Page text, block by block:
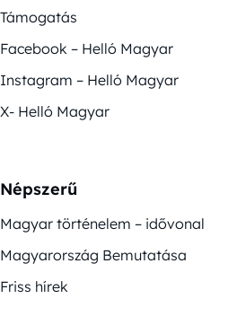
Támogatás
Facebook – Helló Magyar
Instagram – Helló Magyar
X- Helló Magyar
Népszerű
Magyar történelem – idővonal
Magyarország Bemutatása
Friss hírek